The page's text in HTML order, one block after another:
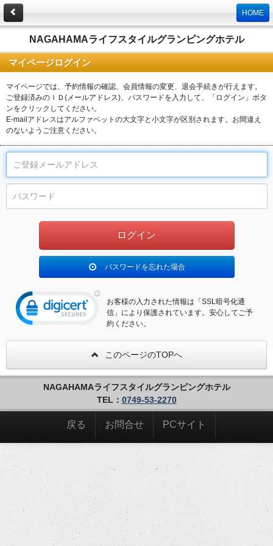
HOME
NAGAHAMAライフスタイルグランピングホテル
マイページログイン
マイページでは、予約情報の確認、会員情報の変更、退会手続きが行えます。
ご登録済みのＩＤ(メールアドレス)、パスワードを入力して、「ログイン」ボタ
ンをクリックしてください。
E-mailアドレスはアルファベットの大文字と小文字が区別されます。お間違え
のないようご注意ください。
パスワードを忘れた場合
お客様の入力された情報は「SSL暗号化通
信」により保護されています。安心してご予
約ください。
このページのTOPへ
NAGAHAMAライフスタイルグランピングホテル
TEL： 0749-53-2270
戻る お問合せ PCサイト